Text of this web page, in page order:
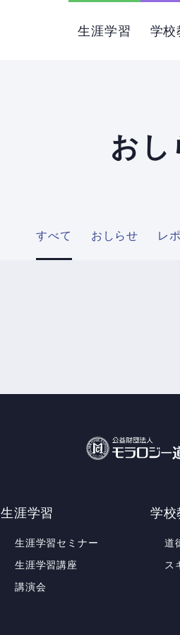
生涯学習 学校
おし
すべて おしらせ レ
生涯学習
生涯学習セミナー
生涯学習講座
講演会
学校
道
ス